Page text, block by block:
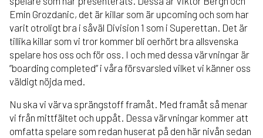
Emin Grozdanic, det är killar som är upcoming och som har
varit otroligt bra i såväl Division 1 som i Superettan. Det är
tillika killar som vi tror kommer bli oerhört bra allsvenska
spelare hos oss och för oss. I och med dessa värvningar är
”boarding completed” i våra försvarsled vilket vi känner oss
väldigt nöjda med.
Nu ska vi värva sprängstoff framåt. Med framåt så menar
vi från mittfältet och uppåt. Dessa värvningar kommer att
omfatta spelare som redan huserat på den här nivån sedan